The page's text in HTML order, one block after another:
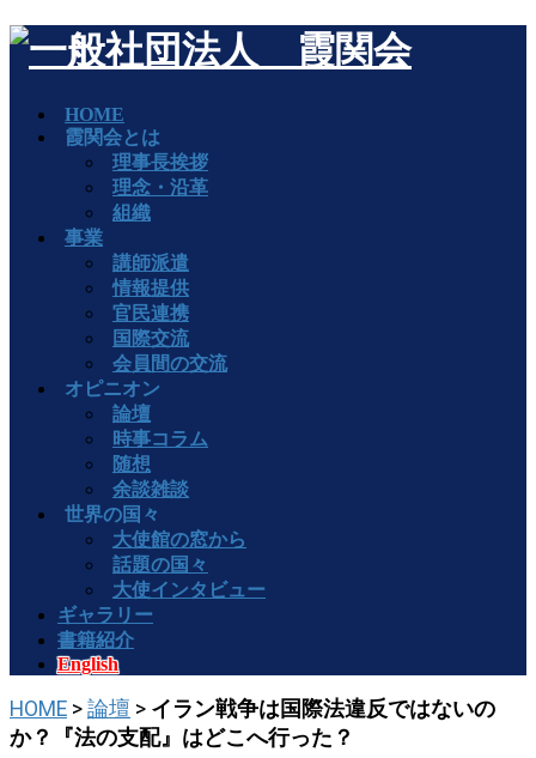
HOME
霞関会とは
理事長挨拶
理念・沿革
組織
事業
講師派遣
情報提供
官民連携
国際交流
会員間の交流
オピニオン
論壇
時事コラム
随想
余談雑談
世界の国々
大使館の窓から
話題の国々
大使インタビュー
ギャラリー
書籍紹介
English
HOME > 論壇 > イラン戦争は国際法違反ではないの
か？『法の支配』はどこへ行った？